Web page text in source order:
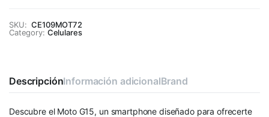
SKU: CE109MOT72
Category: Celulares
DescripciónInformación adicionalBrand
Descubre el Moto G15, un smartphone diseñado para ofrecerte